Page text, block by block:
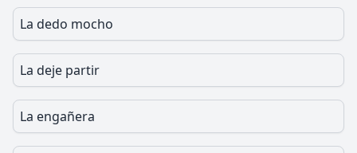
La dedo mocho
La deje partir
La engañera